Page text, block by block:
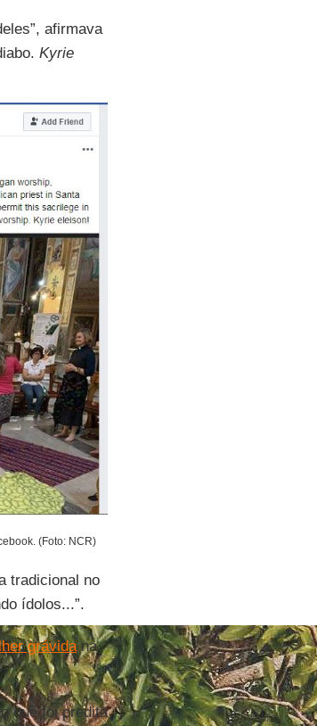
afirmava
Kyrie
(Foto: NCR)
tradicional no
ídolos...”.
grávidana
que foi predita